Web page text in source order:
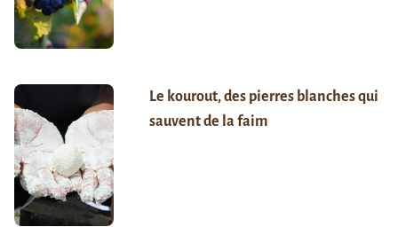
Le kourout, des pierres blanches qui
sauvent de la faim